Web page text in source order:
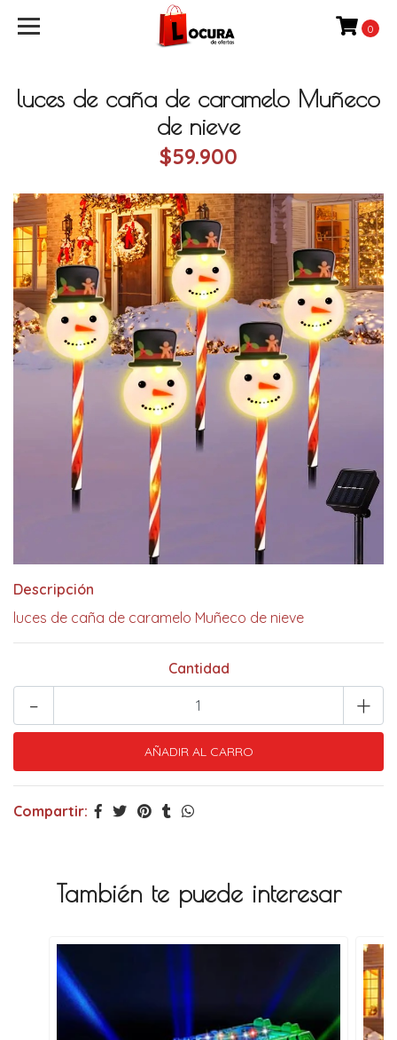
0
luces de caña de caramelo Muñeco
de nieve
$59.900
Descripción
luces de caña de caramelo Muñeco de nieve
Cantidad
+
-
Compartir:
También te puede interesar